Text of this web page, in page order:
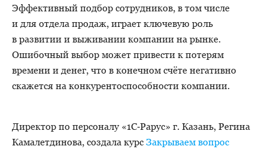
Эффективный подбор сотрудников, в том числе
и для отдела продаж, играет ключевую роль
в развитии и выживании компании на рынке.
Ошибочный выбор может привести к потерям
времени и денег, что в конечном счёте негативно
скажется на конкурентоспособности компании.
Директор по персоналу «1С‑Рарус» г. Казань, Регина
Камалетдинова, создала курс Закрываем вопрос